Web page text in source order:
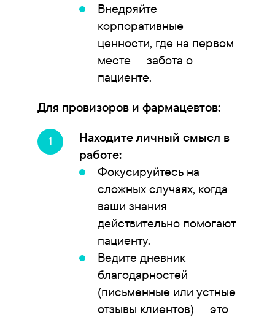
Внедряйте
корпоративные
ценности, где на первом
месте — забота о
пациенте.
Для провизоров и фармацевтов:
Находите личный смысл в
работе:
Фокусируйтесь на
сложных случаях, когда
ваши знания
действительно помогают
пациенту.
Ведите дневник
благодарностей
(письменные или устные
отзывы клиентов) — это